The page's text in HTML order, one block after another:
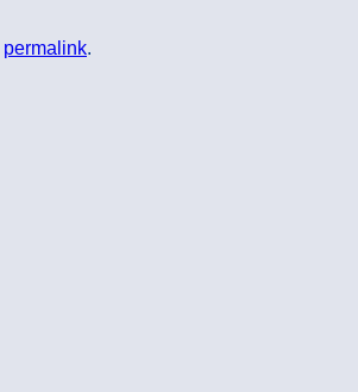
permalink.